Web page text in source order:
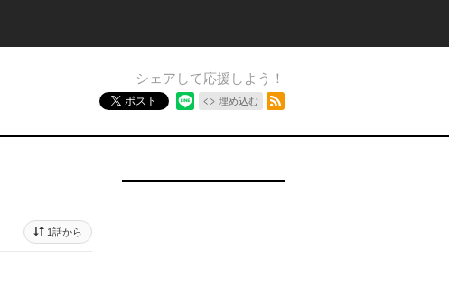
シェアして応援しよう！
ポスト 埋め込む
1話から